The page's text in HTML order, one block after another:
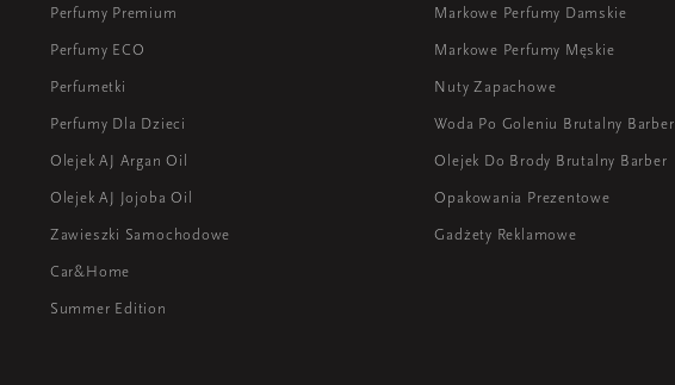
Perfumy Premium
Perfumy ECO
Perfumetki
Perfumy Dla Dzieci
Olejek AJ Argan Oil
Olejek AJ Jojoba Oil
Zawieszki Samochodowe
Car&Home
Summer Edition
Markowe Perfumy Damskie
Markowe Perfumy Męskie
Nuty Zapachowe
Woda Po Goleniu Brutalny Barber
Olejek Do Brody Brutalny Barber
Opakowania Prezentowe
Gadżety Reklamowe